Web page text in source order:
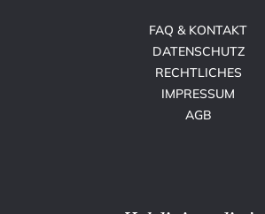
FAQ & KONTAKT
DATENSCHUTZ
RECHTLICHES
IMPRESSUM
AGB